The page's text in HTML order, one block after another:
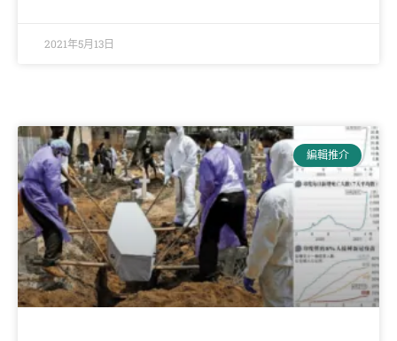
2021年5月13日
編輯推介